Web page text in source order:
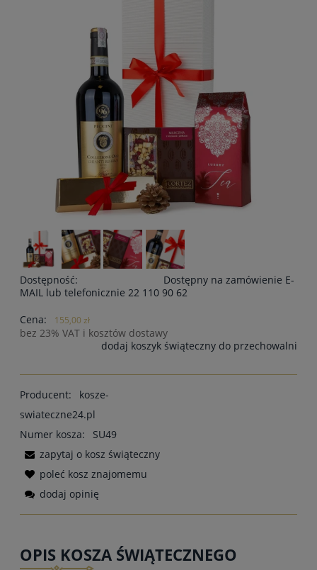
Dostępność:
Dostępny na zamówienie E-
MAIL lub telefonicznie 22 110 90 62
Cena:
155,00 zł
bez 23% VAT i kosztów dostawy
dodaj koszyk świąteczny do przechowalni
Producent:
kosze-
swiateczne24.pl
Numer kosza:
SU49
zapytaj o kosz świąteczny
poleć kosz znajomemu
dodaj opinię
OPIS KOSZA ŚWIĄTECZNEGO